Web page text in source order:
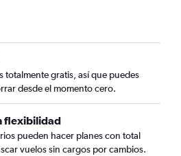
totalmente gratis, así que puedes
desde el momento cero.
flexibilidad
pueden hacer planes con total
vuelos sin cargos por cambios.